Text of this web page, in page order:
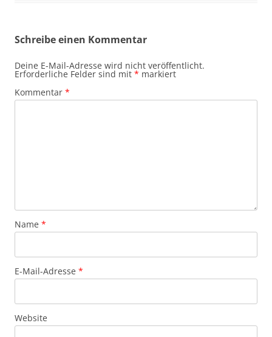
Schreibe einen Kommentar
Deine E-Mail-Adresse wird nicht veröffentlicht.
Erforderliche Felder sind mit * markiert
Kommentar *
Name *
E-Mail-Adresse *
Website